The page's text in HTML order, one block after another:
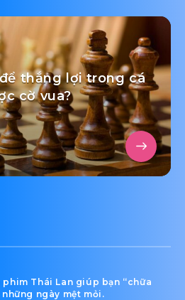
thắng lợi trong cá
cờ vua?
phim Thái Lan giúp bạn “chữa
những ngày mệt mỏi.